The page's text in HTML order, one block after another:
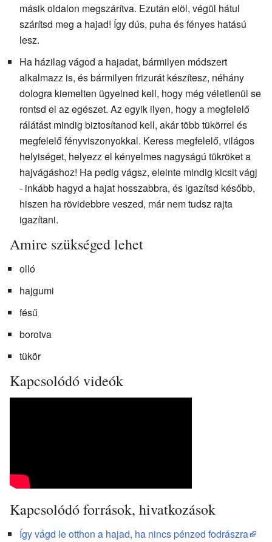
másik oldalon megszárítva. Ezután elöl, végül hátul
szárítsd meg a hajad! Így dús, puha és fényes hatású
lesz.
Ha házilag vágod a hajadat, bármilyen módszert
alkalmazz is, és bármilyen frizurát készítesz, néhány
dologra kiemelten ügyelned kell, hogy még véletlenül se
rontsd el az egészet. Az egyik ilyen, hogy a megfelelő
rálátást mindig biztosítanod kell, akár több tükörrel és
megfelelő fényviszonyokkal. Keress megfelelő, világos
helyiséget, helyezz el kényelmes nagyságú tükröket a
hajvágáshoz! Ha pedig vágsz, eleinte mindig kicsit vágj
- inkább hagyd a hajat hosszabbra, és igazítsd később,
hiszen ha rövidebbre veszed, már nem tudsz rajta
igazítani.
Amire szükséged lehet
olló
hajgumi
fésű
borotva
tükör
Kapcsolódó videók
Kapcsolódó források, hivatkozások
Így vágd le otthon a hajad, ha nincs pénzed fodrászra